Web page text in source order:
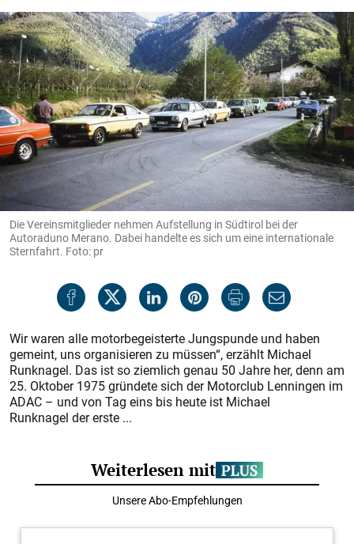
Die Vereinsmitglieder nehmen Aufstellung in Südtirol bei der
Autoraduno Merano. Dabei handelte es sich um eine internationale
Sternfahrt. Foto: pr
Wir waren alle motorbegeisterte Jungspunde und haben
gemeint, uns organisieren zu müssen“, erzählt Michael
Runknagel. Das ist so ziemlich genau 50 Jahre her, denn am
25. Oktober 1975 gründete sich der Motorclub Lenningen im
ADAC – und von Tag eins bis heute ist Michael
Runknagel der erste ...